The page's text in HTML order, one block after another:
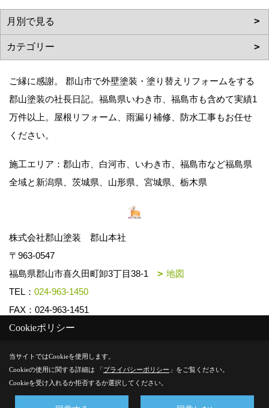
ご縁に感謝。 郡山市で外壁塗装・塗り替えリフォームをする
郡山塗装の社長日記。福島県いわき市、福島市も含めて実績1
万件以上。屋根リフォーム、雨漏り補修、防水工事もお任せ
ください。
施工エリア：郡山市、白河市、いわき市、福島市など福島県
全域と新潟県、茨城県、山形県、宮城県、栃木県
株式会社郡山塗装 郡山本社
〒963-0547
福島県郡山市喜久田町卸3丁目38-1
地図
TEL： 024-963-1450
FAX：024-963-1451
Copyright (c) k-toso. All Rights Reserved.
Produced byゴデスクリエイト
Cookieポリシー
当サイトではCookieを使用します。
Cookieの使用に関する詳細は 「プライバシーポリシー 」をご覧ください。
Cookieを受け入れるか拒否するか選択してください。